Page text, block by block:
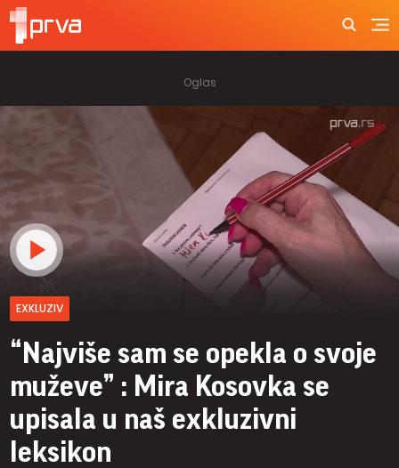
EXKLUZIV
“Najviše sam se opekla o svoje
muževe” : Mira Kosovka se
upisala u naš exkluzivni
leksikon